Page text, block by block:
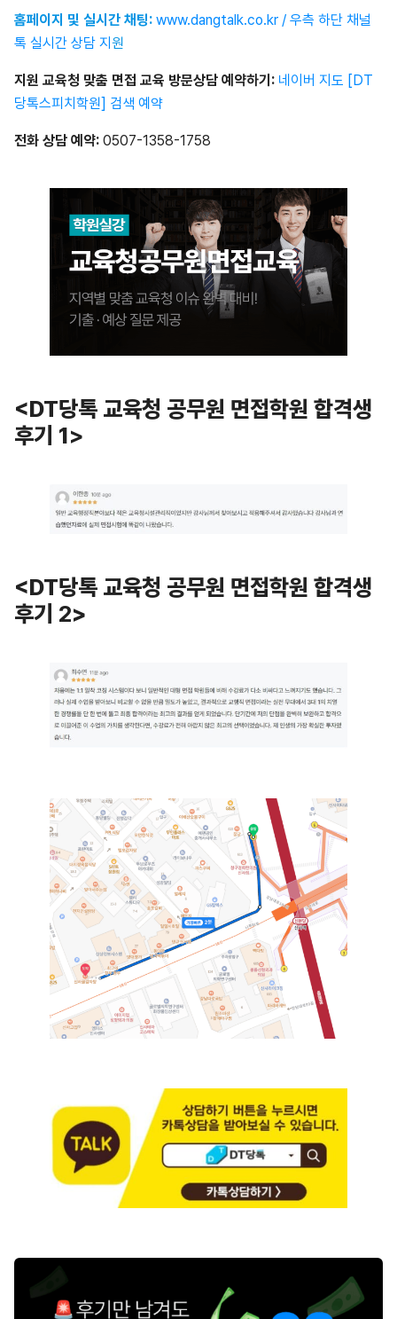
홈페이지 및 실시간 채팅: www.dangtalk.co.kr / 우측 하단 채널
톡 실시간 상담 지원
지원 교육청 맞춤 면접 교육 방문상담 예약하기: 네이버 지도 [DT
당톡스피치학원] 검색 예약
전화 상담 예약: 0507-1358-1758
<DT당톡 교육청 공무원 면접학원 합격생
후기 1>
<DT당톡 교육청 공무원 면접학원 합격생
후기 2>